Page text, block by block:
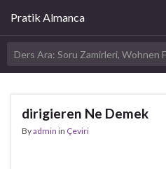
Pratik Almanca
dirigieren Ne Demek
Byadmin in Çeviri